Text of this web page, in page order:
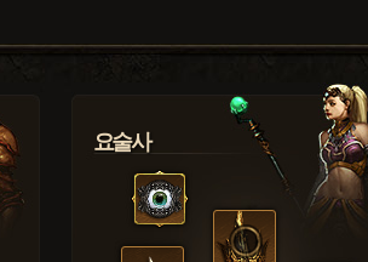
요술사